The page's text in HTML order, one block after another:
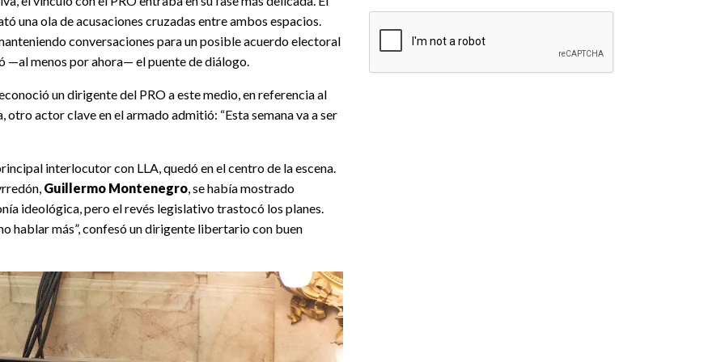
una ola de acusaciones cruzadas entre ambos espacios.
conversaciones para un posible acuerdo electoral
—al menos por ahora— el puente de diálogo.
un dirigente del PRO a este medio, en referencia al
actor clave en el armado admitió: “Esta semana va a ser
interlocutor con LLA, quedó en el centro de la escena.
Guillermo Montenegro, se había mostrado
ideológica, pero el revés legislativo trastocó los planes.
hablar más”, confesó un dirigente libertario con buen